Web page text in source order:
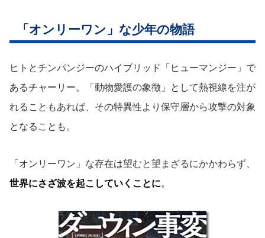
「オンリーワン」な少年の物語
ヒトとチンパンジーのハイブリッド「ヒューマンジー」で
あるチャーリー。「動物愛護の象徴」として熱視線を注が
れることもあれば、その特異性より保守層から攻撃の対象
となることも。
「オンリーワン」な存在は望むと望まざるにかかわらず、
世界にさざ波を起こしていくことに。